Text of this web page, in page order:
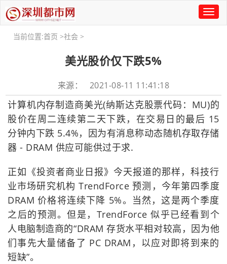
Toggle
当前位置:首页 >社会 >
美光股价仅下跌5%
来源： 2021-08-11 11:41:18
计算机内存制造商美光(纳斯达克股票代码：MU)的
股价在周二连续第二天下跌，在交易日的最后 15
分钟内下跌 5.4%，因为有消息称动态随机存取存储
器 - DRAM 供应可能供过于求.
正如《投资者商业日报》今天报道的那样，科技行
业市场研究机构 TrendForce 预测，今年第四季度
DRAM 价格将连续下降 5%。当然，这是两个季度
之后的预测。但是，TrendForce 似乎已经看到个
人电脑制造商的“DRAM 存货水平相对较高，因为他
们事先大量储备了 PC DRAM，以应对即将到来的
短缺”。